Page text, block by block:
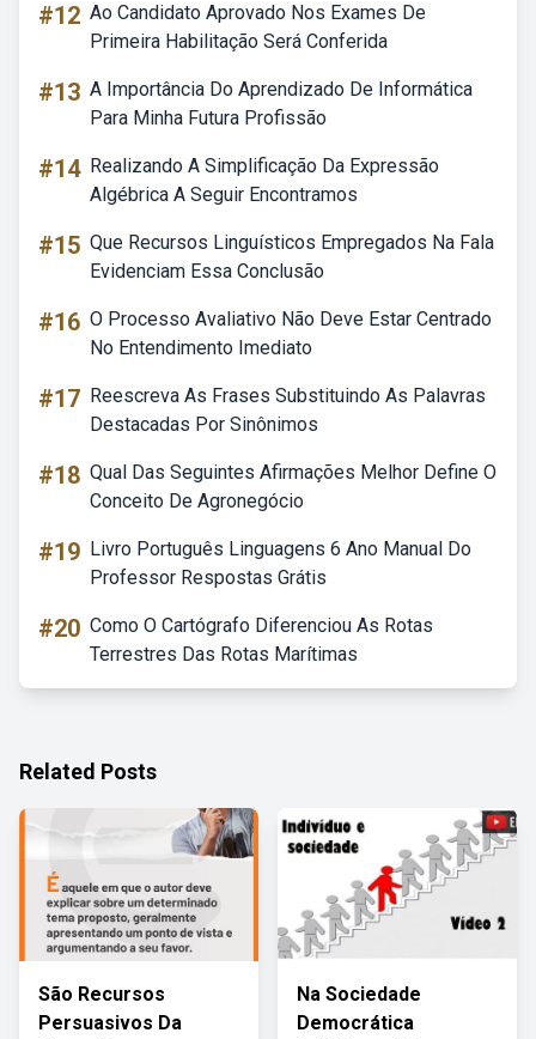
#12 Ao Candidato Aprovado Nos Exames De
Primeira Habilitação Será Conferida
#13 A Importância Do Aprendizado De Informática
Para Minha Futura Profissão
#14 Realizando A Simplificação Da Expressão
Algébrica A Seguir Encontramos
#15 Que Recursos Linguísticos Empregados Na Fala
Evidenciam Essa Conclusão
#16 O Processo Avaliativo Não Deve Estar Centrado
No Entendimento Imediato
#17 Reescreva As Frases Substituindo As Palavras
Destacadas Por Sinônimos
#18 Qual Das Seguintes Afirmações Melhor Define O
Conceito De Agronegócio
#19 Livro Português Linguagens 6 Ano Manual Do
Professor Respostas Grátis
#20 Como O Cartógrafo Diferenciou As Rotas
Terrestres Das Rotas Marítimas
Related Posts
São Recursos
Persuasivos Da
Na Sociedade
Democrática